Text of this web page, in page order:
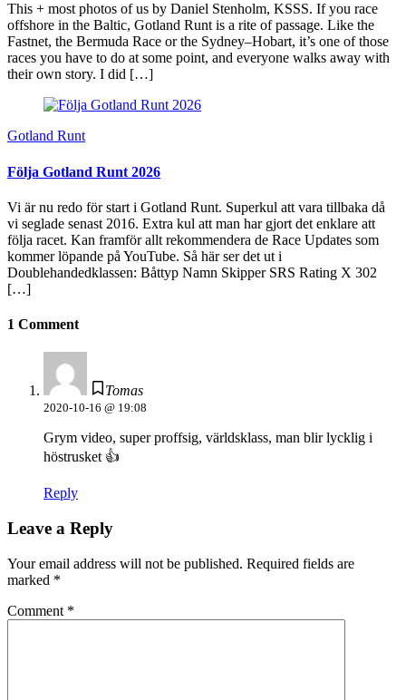
This + most photos of us by Daniel Stenholm, KSSS. If you race
offshore in the Baltic, Gotland Runt is a rite of passage. Like the
Fastnet, the Bermuda Race or the Sydney–Hobart, it’s one of those
races you have to do at some point, and everyone walks away with
their own story. I did […]
Gotland Runt
Följa Gotland Runt 2026
Vi är nu redo för start i Gotland Runt. Superkul att vara tillbaka då
vi seglade senast 2016. Extra kul att man har gjort det enklare att
följa racet. Kan framför allt rekommendera de Race Updates som
kommer löpande på YouTube. Så här ser det ut i
Doublehandedklassen: Båttyp Namn Skipper SRS Rating X 302
[…]
1 Comment
Tomas
2020-10-16 @ 19:08
Grym video, super proffsig, världsklass, man blir lycklig i
höstrusket 👍
Reply
Leave a Reply
Your email address will not be published. Required fields are
marked *
Comment *